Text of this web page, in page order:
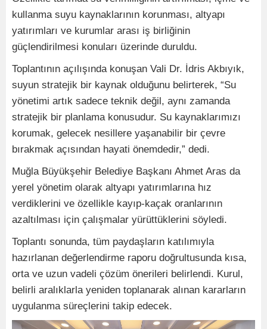
kullanma suyu kaynaklarının korunması, altyapı
yatırımları ve kurumlar arası iş birliğinin
güçlendirilmesi konuları üzerinde duruldu.
Toplantının açılışında konuşan Vali Dr. İdris Akbıyık,
suyun stratejik bir kaynak olduğunu belirterek, “Su
yönetimi artık sadece teknik değil, aynı zamanda
stratejik bir planlama konusudur. Su kaynaklarımızı
korumak, gelecek nesillere yaşanabilir bir çevre
bırakmak açısından hayati önemdedir,” dedi.
Muğla Büyükşehir Belediye Başkanı Ahmet Aras da
yerel yönetim olarak altyapı yatırımlarına hız
verdiklerini ve özellikle kayıp-kaçak oranlarının
azaltılması için çalışmalar yürüttüklerini söyledi.
Toplantı sonunda, tüm paydaşların katılımıyla
hazırlanan değerlendirme raporu doğrultusunda kısa,
orta ve uzun vadeli çözüm önerileri belirlendi. Kurul,
belirli aralıklarla yeniden toplanarak alınan kararların
uygulanma süreçlerini takip edecek.